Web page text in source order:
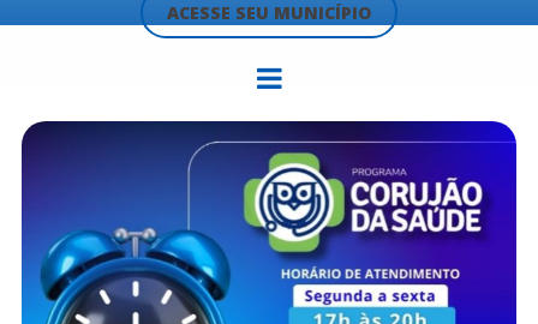
ACESSE SEU MUNICÍPIO